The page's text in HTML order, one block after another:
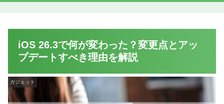
iOS 26.3で何が変わった？変更点とアッ
プデートすべき理由を解説
ガジェット